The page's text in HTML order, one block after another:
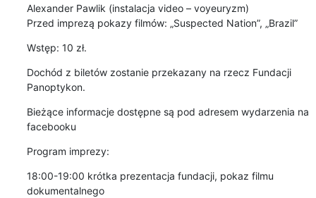
Alexander Pawlik (instalacja video – voyeuryzm)
Przed imprezą pokazy filmów: „Suspected Nation”, „Brazil”
Wstęp: 10 zł.
Dochód z biletów zostanie przekazany na rzecz Fundacji
Panoptykon.
Bieżące informacje dostępne są pod adresem wydarzenia na
facebooku
Program imprezy:
18:00-19:00 krótka prezentacja fundacji, pokaz filmu
dokumentalnego